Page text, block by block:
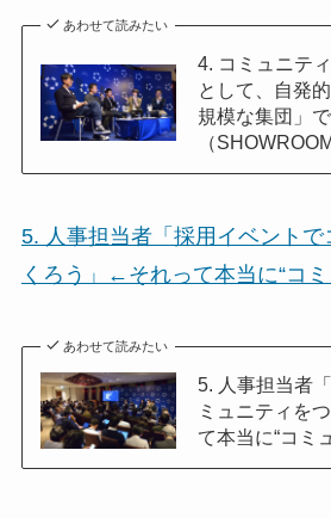
あわせて読みたい
4. コミュニテ
として、自発
規模な集団」
（
5. 人事担当者「採用イベントで
くろう」←それって本当に“コミ
あわせて読みたい
5. 人事担当者
ミュニティを
て本当に“コミ